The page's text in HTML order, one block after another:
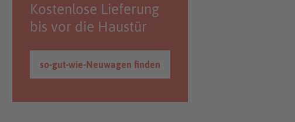
Kostenlose Lieferung
bis vor die Haustür
so-gut-wie-Neuwagen finden